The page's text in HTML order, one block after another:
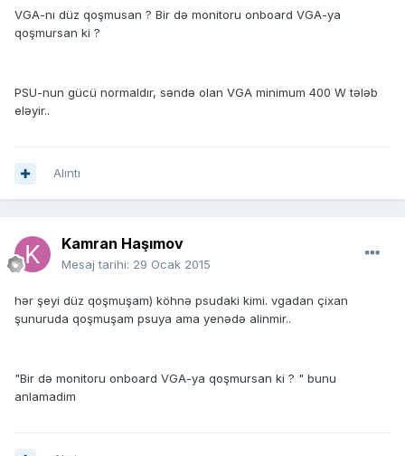
VGA-nı düz qoşmusan ? Bir də monitoru onboard VGA-ya
qoşmursan ki ?
PSU-nun gücü normaldır, səndə olan VGA minimum 400 W tələb
eləyir..
Alıntı
Kamran Haşımov
Mesaj tarihi: 29 Ocak 2015
hər şeyi düz qoşmuşam) köhnə psudaki kimi. vgadan çixan
şunuruda qoşmuşam psuya ama yenədə alinmir..
"Bir də monitoru onboard VGA-ya qoşmursan ki ? " bunu
anlamadim